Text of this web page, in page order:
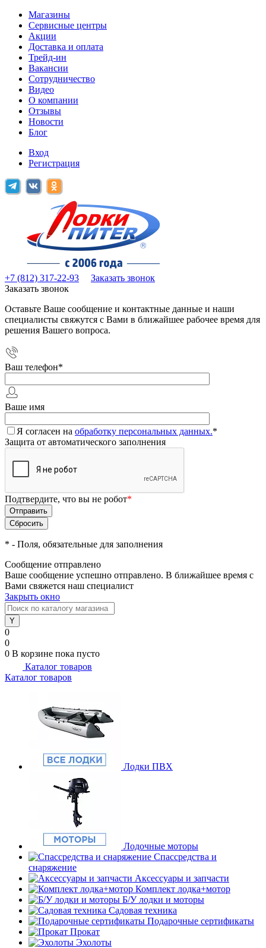
Магазины
Сервисные центры
Акции
Доставка и оплата
Трейд-ин
Вакансии
Сотрудничество
Видео
О компании
Отзывы
Новости
Блог
Вход
Регистрация
+7 (812) 317-22-93
Заказать звонок
Заказать звонок
Оставьте Ваше сообщение и контактные данные и наши
специалисты свяжутся с Вами в ближайшее рабочее время для
решения Вашего вопроса.
Ваш телефон*
Ваше имя
Я согласен на обработку персональных данных.*
Защита от автоматического заполнения
Подтвердите, что вы не робот*
* - Поля, обязательные для заполнения
Сообщение отправлено
Ваше сообщение успешно отправлено. В ближайшее время с
Вами свяжется наш специалист
Закрыть окно
0
0
0 В корзине пока пусто
Каталог товаров
Каталог товаров
Лодки ПВХ
Лодочные моторы
Спассредства и
снаряжение
Аксессуары и запчасти
Комплект лодка+мотор
Б/У лодки и моторы
Садовая техника
Подарочные сертификаты
Прокат
Эхолоты